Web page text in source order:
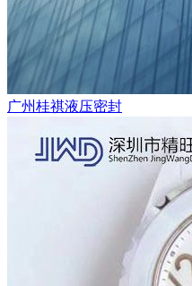
广州桂祺液压密封